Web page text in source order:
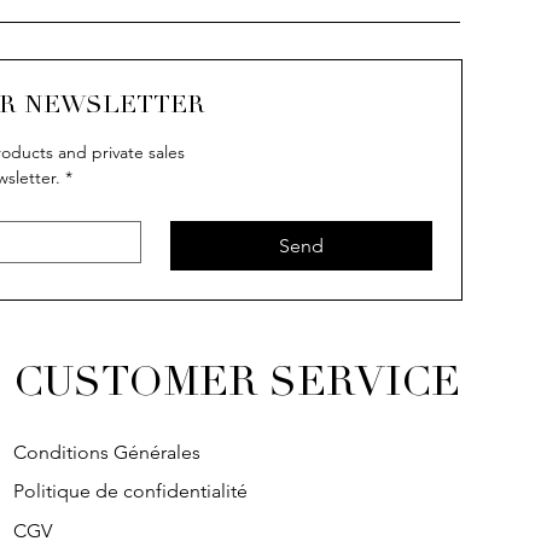
NEWSLETTER
and private sales
*
Send
CUSTOMER SERVICE
Conditions Générales
Politique de confidentialité
CGV